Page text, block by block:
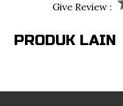
Give Review :
PRODUK LAIN